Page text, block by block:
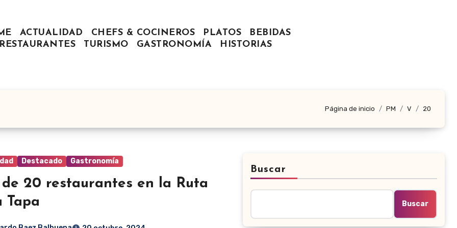
ACTUALIDAD CHEFS & COCINEROS PLATOS
BEBIDAS
RESTAURANTES
TURISMO GASTRONOMÍA HISTORIAS
Página de inicio PM V 20
Destacado Gastronomía
de 20 restaurantes en la Ruta
Tapa
Buscar
Buscar